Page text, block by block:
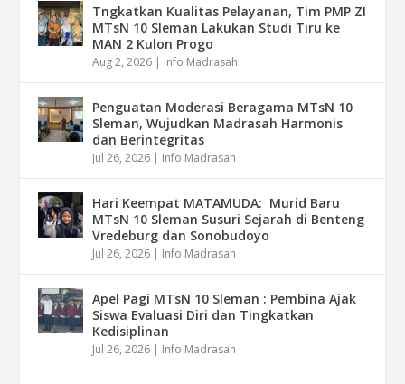
Tngkatkan Kualitas Pelayanan, Tim PMP ZI
MTsN 10 Sleman Lakukan Studi Tiru ke
MAN 2 Kulon Progo
Aug 2, 2026 | Info Madrasah
Penguatan Moderasi Beragama MTsN 10
Sleman, Wujudkan Madrasah Harmonis
dan Berintegritas
Jul 26, 2026 | Info Madrasah
Hari Keempat MATAMUDA: Murid Baru
MTsN 10 Sleman Susuri Sejarah di Benteng
Vredeburg dan Sonobudoyo
Jul 26, 2026 | Info Madrasah
Apel Pagi MTsN 10 Sleman : Pembina Ajak
Siswa Evaluasi Diri dan Tingkatkan
Kedisiplinan
Jul 26, 2026 | Info Madrasah